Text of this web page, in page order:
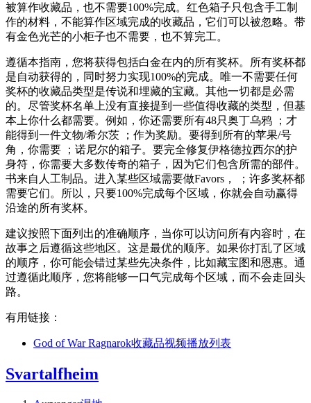
被算作收藏品，也不需要100%完成。红色箱子只包含手工制
作的材料，不能算作区域完成的收藏品，它们可以被忽略。带
有金色光芒的小柜子也不需要，也不算完工。
遵循本指南，您将获得包括白金在内的所有奖杯。所有奖杯都
是自动获得的，同时努力实现100%的完成。唯一不需要任何
奖杯的收藏品类型是传说和埋藏的宝藏。其他一切都是必需
的。尽管奖杯名单上没有直接提到一些值得收藏的类型，但基
本上你什么都需要。例如，你还需要所有48只奥丁乌鸦 ；才
能得到一件文物/希尔茨 ；作为奖励。要得到所有的苹果/号
角，你需要 ；诺尼尔的箱子。要完全修复伊格德拉西尔的护
身符，你需要大多数传奇的箱子，因为它们包含所需的部件。
书来自人工制品。进入某些区域需要做Favors， ；许多奖杯都
需要它们。所以，只要100%完成每个区域，你就会自动赢得
沿途的所有奖杯。
建议按照下面列出的准确顺序，当你可以访问所有内容时，在
故事之后遵循这些地区。这是最优的顺序。如果你打乱了区域
的顺序，你可能会错过某些先决条件，比如藏宝图和恩惠。通
过遵循此顺序，您将能够一口气完成每个区域，而不会走回头
路。
有用链接：
God of War Ragnarok收藏品视频播放列表
Svartalfheim